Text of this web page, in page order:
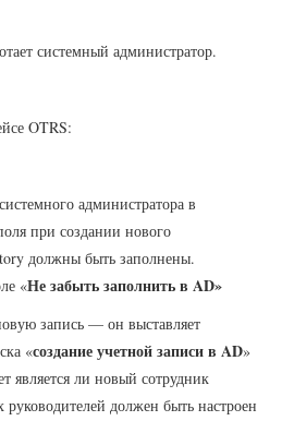
системный администратор.
OTRS:
администратора в
при создании нового
должны быть заполнены.
«Не забыть заполнить в AD»
запись — он выставляет
«создание учетной записи в AD»
является ли новый сотрудник
руководителей должен быть настроен